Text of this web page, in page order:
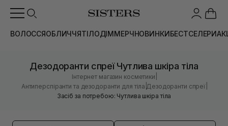
ВОЛОССЯОБЛИЧЧЯТІЛОДІММЕРЧНОВИНКИБЕСТСЕЛЕРИ
Дезодоранти спреї Чутлива шкіра тіла
Інтернет магазин косметики
Антиперспіранти та дезодоранти для тіла |Дезодоранти спреї
Засіб за потребою: Чутлива шкіра тіла